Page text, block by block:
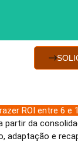
ROI entre 6 e
partir da
adaptação e